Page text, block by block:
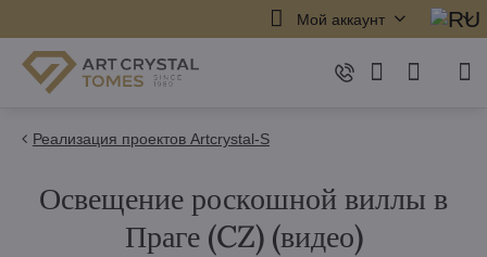
Мой аккаунт
Реализация проектов Artcrystal-S
Освещение роскошной виллы в
Праге (CZ) (видео)